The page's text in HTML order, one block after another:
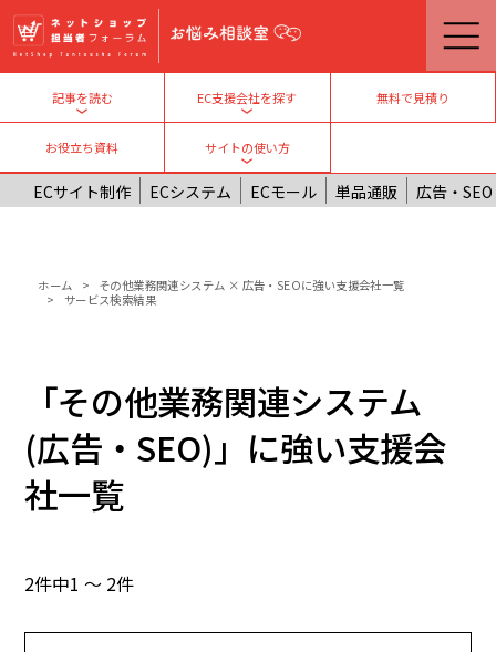
メインコンテンツに移動
記事を読む
Toggle submenu
EC支援会社を探す
Toggle submenu
無料で見積り
お役立ち資料
サイトの使い方
Toggle submenu
ECサイト制作 ECシステム ECモール 単品通販 広告・SEO
パンくず
ホーム
その他業務関連システム × 広告・SEOに強い支援会社一覧
サービス検索結果
「その他業務関連システム
(広告・SEO)」に強い支援会
社一覧
2件中1 ～ 2件